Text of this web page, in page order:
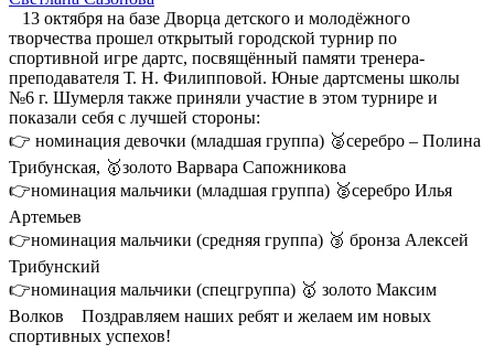
13 октября на базе Дворца детского и молодёжного
творчества прошел открытый городской турнир по
спортивной игре дартс, посвящённый памяти тренера-
преподавателя Т. Н. Филипповой. Юные дартсмены школы
№6 г. Шумерля также приняли участие в этом турнире и
показали себя с лучшей стороны:
👉 номинация девочки (младшая группа) 🥈серебро – Полина
Трибунская, 🥇золото Варвара Сапожникова
👉номинация мальчики (младшая группа) 🥈серебро Илья
Артемьев
👉номинация мальчики (средняя группа) 🥉 бронза Алексей
Трибунский
👉номинация мальчики (спецгруппа) 🥇 золото Максим
Волков Поздравляем наших ребят и желаем им новых
спортивных успехов!